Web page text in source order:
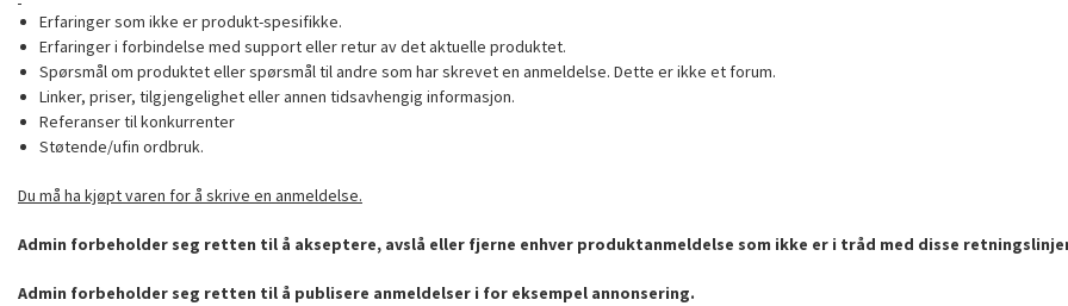
Erfaringer som ikke er produkt-spesifikke.
Erfaringer i forbindelse med support eller retur av det aktuelle produktet.
Spørsmål om produktet eller spørsmål til andre som har skrevet en anmeldelse. Dette er ikke et forum.
Linker, priser, tilgjengelighet eller annen tidsavhengig informasjon.
Referanser til konkurrenter
Støtende/ufin ordbruk.
Du må ha kjøpt varen for å skrive en anmeldelse.
Admin forbeholder seg retten til å akseptere, avslå eller fjerne enhver produktanmeldelse som ikke er i tråd med disse
Admin forbeholder seg retten til å publisere anmeldelser i for eksempel annonsering.